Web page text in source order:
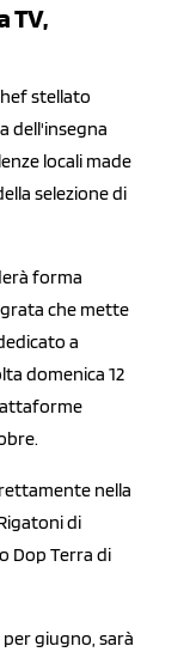
TV,
stellato
dell'insegna
locali made
selezione di
forma
che mette
a
domenica 12
nella
di
Dop Terra di
giugno, sarà